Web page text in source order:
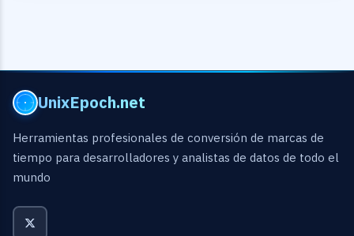
UnixEpoch.net
Herramientas profesionales de conversión de marcas de
tiempo para desarrolladores y analistas de datos de todo el
mundo